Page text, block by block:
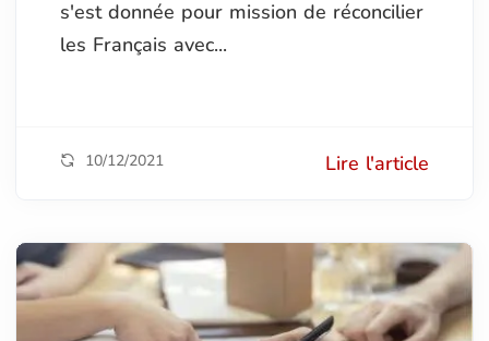
s'est donnée pour mission de réconcilier
les Français avec...
10/12/2021 Lire l'article